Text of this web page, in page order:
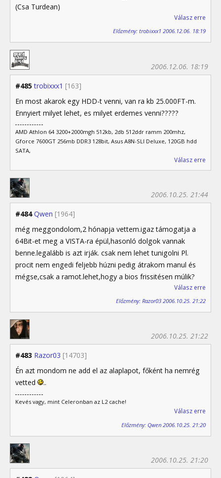
(Csa Turdean)
Válasz erre
Előzmény: trobixxx1 2006.12.06. 18:19
#485 trobixxx1 [163]
2006.12.06. 18:19
En most akarok egy HDD-t venni, van ra kb 25.000FT-m.
Ennyiert milyet lehet, es milyet erdemes venni?????
AMD Athlon 64 3200+2000mgh 512kb, 2db 512ddr ramm 200mhz,
Gforce 7600GT 256mb DDR3 128bit, Asus A8N-SLI Deluxe, 120GB hdd
SATA,
Válasz erre
#484 Qwen [1964]
2006.10.25. 21:44
még meggondolom,2 hónapja vettem.igaz támogatja a
64Bit-et meg a VISTA-ra épül,hasonló dolgok vannak
benne.legalább is azt irják. csak nem lehet tunigolni Pl.
procit nem engedi feljebb húzni pedig átrakom manul és
mégse,csak a ramot.lehet,hogy a bios frissitésen múlik?
Válasz erre
Előzmény: Razor03 2006.10.25. 21:22
#483 Razor03 [14703]
2006.10.25. 21:22
Én azt mondom ne add el az alaplapot, főként ha nemrég
vetted
..
Kevés vagy, mint Celeronban az L2 cache!
Válasz erre
Előzmény: Qwen 2006.10.25. 21:20
2006.10.25. 21:20